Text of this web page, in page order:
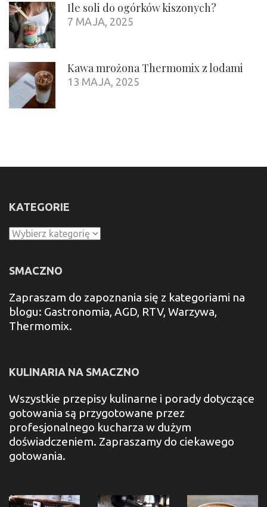
Ile soli do ogórków kiszonych?
7 MAJA, 2025
Kawa mrożona Thermomix z lodami
13 MAJA, 2025
KATEGORIE
Kategorie
SMACZNO
Zapraszam do zapoznania się z kategoriami na
blogu: Gastronomia, AGD, RTV, Warzywa,
Thermomix.
KULINARIA NA SMACZNO
Wszystkie przepisy kulinarne i porady dotyczące
gotowania są przygotowane przez
profesjonalnego kucharza w dużym
doświadczeniem. Zapraszamy do ciekawego
gotowania.